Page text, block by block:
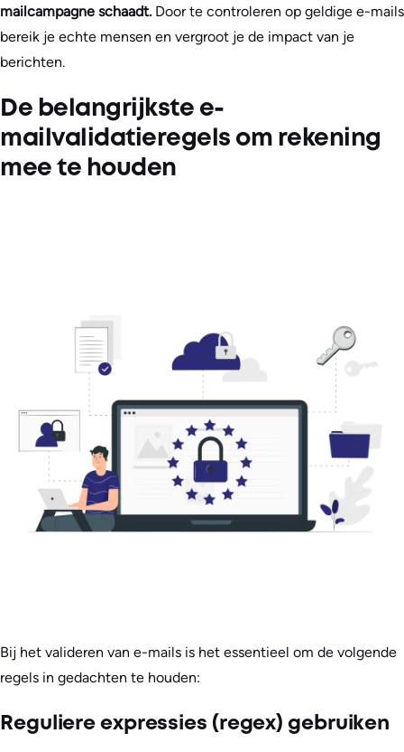
mailcampagne schaadt. Door te controleren op geldige e-mails
bereik je echte mensen en vergroot je de impact van je
berichten.
De belangrijkste e-
mailvalidatieregels om rekening
mee te houden
Bij het valideren van e-mails is het essentieel om de volgende
regels in gedachten te houden:
Reguliere expressies (regex) gebruiken